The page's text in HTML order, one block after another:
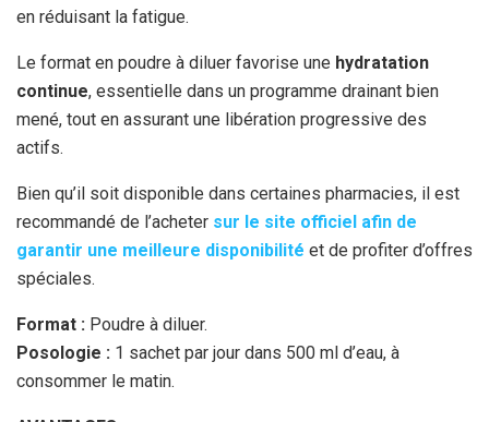
en réduisant la fatigue.
Le format en poudre à diluer favorise une hydratation
continue, essentielle dans un programme drainant bien
mené, tout en assurant une libération progressive des
actifs.
Bien qu’il soit disponible dans certaines pharmacies, il est
recommandé de l’acheter sur le site officiel afin de
garantir une meilleure disponibilité et de profiter d’offres
spéciales.
Format : Poudre à diluer.
Posologie : 1 sachet par jour dans 500 ml d’eau, à
consommer le matin.